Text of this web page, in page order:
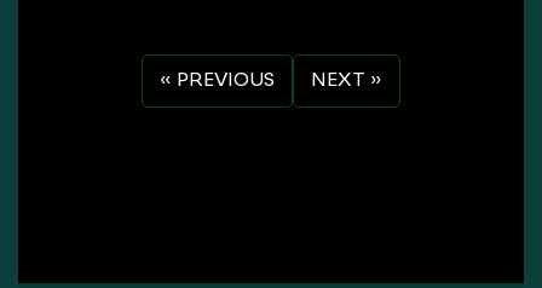
« PREVIOUS NEXT »